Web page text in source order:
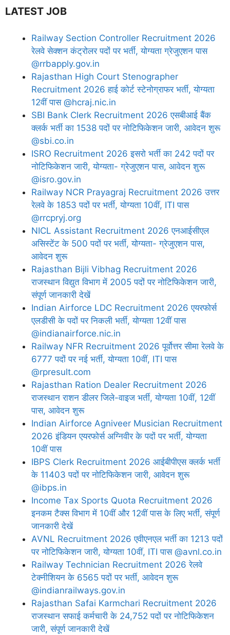
LATEST JOB
Railway Section Controller Recruitment 2026
रेलवे सेक्शन कंट्रोलर पदों पर भर्ती, योग्यता ग्रेजुएशन पास
@rrbapply.gov.in
Rajasthan High Court Stenographer
Recruitment 2026 हाई कोर्ट स्टेनोग्राफर भर्ती, योग्यता
12वीं पास @hcraj.nic.in
SBI Bank Clerk Recruitment 2026 एसबीआई बैंक
क्लर्क भर्ती का 1538 पदों पर नोटिफिकेशन जारी, आवेदन शुरू
@sbi.co.in
ISRO Recruitment 2026 इसरो भर्ती का 242 पदों पर
नोटिफिकेशन जारी, योग्यता- ग्रेजुएशन पास, आवेदन शुरू
@isro.gov.in
Railway NCR Prayagraj Recruitment 2026 उत्तर
रेलवे के 1853 पदों पर भर्ती, योग्यता 10वीं, ITI पास
@rrcpryj.org
NICL Assistant Recruitment 2026 एनआईसीएल
असिस्टेंट के 500 पदों पर भर्ती, योग्यता- ग्रेजुएशन पास,
आवेदन शुरू
Rajasthan Bijli Vibhag Recruitment 2026
राजस्थान विद्युत विभाग में 2005 पदों पर नोटिफिकेशन जारी,
संपूर्ण जानकारी देखें
Indian Airforce LDC Recruitment 2026 एयरफोर्स
एलडीसी के पदों पर निकली भर्ती, योग्यता 12वीं पास
@indianairforce.nic.in
Railway NFR Recruitment 2026 पूर्वोत्तर सीमा रेलवे के
6777 पदों पर नई भर्ती, योग्यता 10वीं, ITI पास
@rpresult.com
Rajasthan Ration Dealer Recruitment 2026
राजस्थान राशन डीलर जिले-वाइज भर्ती, योग्यता 10वीं, 12वीं
पास, आवेदन शुरू
Indian Airforce Agniveer Musician Recruitment
2026 इंडियन एयरफोर्स अग्निवीर के पदों पर भर्ती, योग्यता
10वीं पास
IBPS Clerk Recruitment 2026 आईबीपीएस क्लर्क भर्ती
के 11403 पदों पर नोटिफिकेशन जारी, आवेदन शुरू
@ibps.in
Income Tax Sports Quota Recruitment 2026
इनकम टैक्स विभाग में 10वीं और 12वीं पास के लिए भर्ती, संपूर्ण
जानकारी देखें
AVNL Recruitment 2026 एवीएनएल भर्ती का 1213 पदों
पर नोटिफिकेशन जारी, योग्यता 10वीं, ITI पास @avnl.co.in
Railway Technician Recruitment 2026 रेलवे
टेक्नीशियन के 6565 पदों पर भर्ती, आवेदन शुरू
@indianrailways.gov.in
Rajasthan Safai Karmchari Recruitment 2026
राजस्थान सफाई कर्मचारी के 24,752 पदों पर नोटिफिकेशन
जारी, संपूर्ण जानकारी देखें